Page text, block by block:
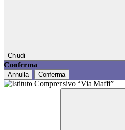
Chiudi
Conferma
Annulla Conferma